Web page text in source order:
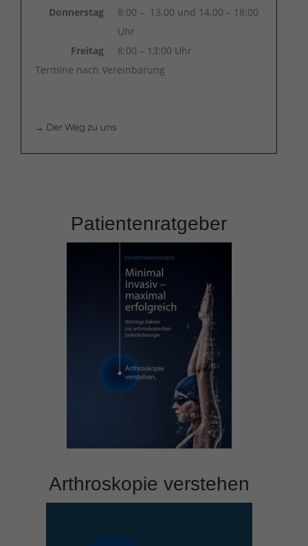
Donnerstag
8:00 – 13.00 und 14.00 – 18:00
Uhr
Freitag
8:00 – 13:00 Uhr
Termine nach Vereinbarung
→ Der Weg zu uns
Patientenratgeber
Arthroskopie verstehen